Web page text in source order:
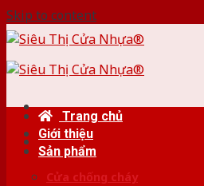
Skip to content
Trang chủ
Giới thiệu
Sản phẩm
Cửa chống cháy